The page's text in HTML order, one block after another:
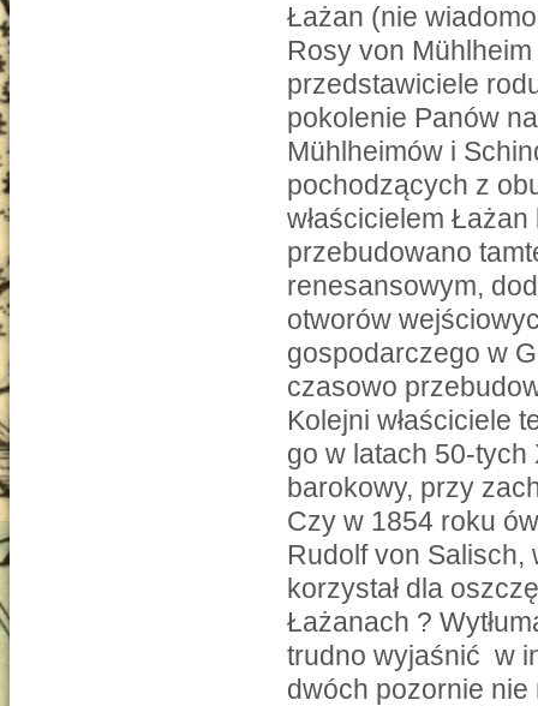
Łażan (nie
Rosy von
przedstawiciele
pokolenie Panów
Mühlheimów i
pochodzących z
właścicielem
przebudowano
renesansowym,
otworów
gospodarczego w
czasowo
Kolejni właściciele
go w latach 50-tych
barokowy, przy
Czy w 1854 roku
Rudolf von
korzystał dla
Łażanach ?
trudno wyjaśnić w
dwóch pozornie